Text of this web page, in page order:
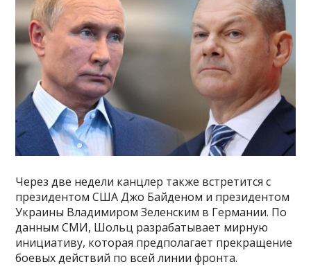
Через две недели канцлер также встретится с
президентом США Джо Байденом и президентом
Украины Владимиром Зеленским в Германии. По
данным СМИ, Шольц разрабатывает мирную
инициативу, которая предполагает прекращение
боевых действий по всей линии фронта.